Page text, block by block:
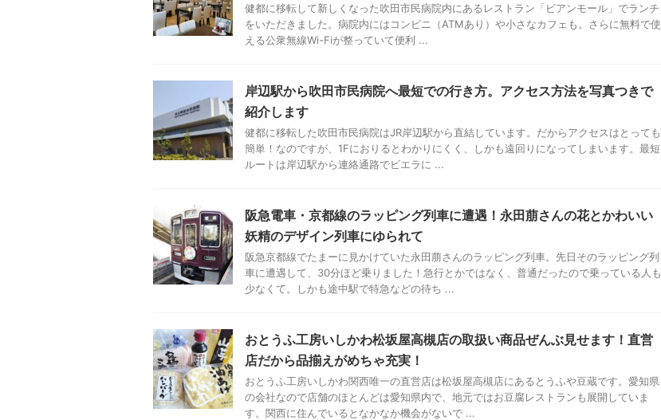
健都に移転して新しくなった吹田市民病院内にあるレストラン「ビアンモール」でランチ
をいただきました。病院内にはコンビニ（ATMあり）や小さなカフェも。さらに無料で使
える公衆無線Wi-Fiが整っていて便利 ...
岸辺駅から吹田市民病院へ最短での行き方。アクセス方法を写真つきで
紹介します
健都に移転した吹田市民病院はJR岸辺駅から直結しています。だからアクセスはとっても
簡単！なのですが、1Fにおりるとわかりにくく、しかも遠回りになってしまいます。最短
ルートは岸辺駅から連絡通路でビエラに ...
阪急電車・京都線のラッピング列車に遭遇！永田萠さんの花とかわいい
妖精のデザイン列車にゆられて
阪急京都線でたまーに見かけていた永田萠さんのラッピング列車。先日そのラッピング列
車に遭遇して、30分ほど乗りました！急行とかではなく、普通だったので乗っている人も
少なくて。しかも途中駅で特急などの待ち ...
おとうふ工房いしかわ松坂屋高槻店の取扱い商品ぜんぶ見せます！直営
店だから品揃えがめちゃ充実！
おとうふ工房いしかわ関西唯一の直営店は松坂屋高槻店にあるとうふや豆蔵です。愛知県
の会社なので店舗のほとんどは愛知県内で、地元ではお豆腐レストランも展開していま
す。関西に住んでいるとなかなか機会がないで ...